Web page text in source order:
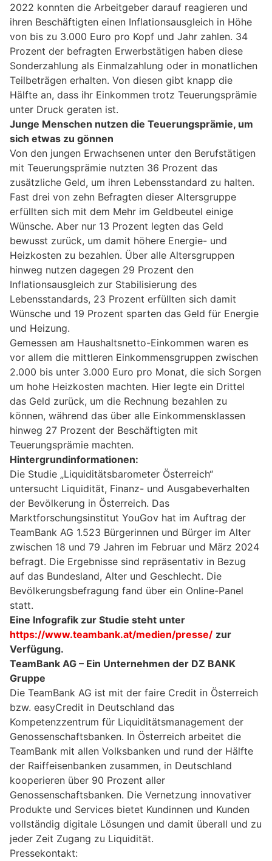
2022 konnten die Arbeitgeber darauf reagieren und
ihren Beschäftigten einen Inflationsausgleich in Höhe
von bis zu 3.000 Euro pro Kopf und Jahr zahlen. 34
Prozent der befragten Erwerbstätigen haben diese
Sonderzahlung als Einmalzahlung oder in monatlichen
Teilbeträgen erhalten. Von diesen gibt knapp die
Hälfte an, dass ihr Einkommen trotz Teuerungsprämie
unter Druck geraten ist.
Junge Menschen nutzen die Teuerungsprämie, um
sich etwas zu gönnen
Von den jungen Erwachsenen unter den Berufstätigen
mit Teuerungsprämie nutzten 36 Prozent das
zusätzliche Geld, um ihren Lebensstandard zu halten.
Fast drei von zehn Befragten dieser Altersgruppe
erfüllten sich mit dem Mehr im Geldbeutel einige
Wünsche. Aber nur 13 Prozent legten das Geld
bewusst zurück, um damit höhere Energie- und
Heizkosten zu bezahlen. Über alle Altersgruppen
hinweg nutzen dagegen 29 Prozent den
Inflationsausgleich zur Stabilisierung des
Lebensstandards, 23 Prozent erfüllten sich damit
Wünsche und 19 Prozent sparten das Geld für Energie
und Heizung.
Gemessen am Haushaltsnetto-Einkommen waren es
vor allem die mittleren Einkommensgruppen zwischen
2.000 bis unter 3.000 Euro pro Monat, die sich Sorgen
um hohe Heizkosten machten. Hier legte ein Drittel
das Geld zurück, um die Rechnung bezahlen zu
können, während das über alle Einkommensklassen
hinweg 27 Prozent der Beschäftigten mit
Teuerungsprämie machten.
Hintergrundinformationen:
Die Studie „Liquiditätsbarometer Österreich“
untersucht Liquidität, Finanz- und Ausgabeverhalten
der Bevölkerung in Österreich. Das
Marktforschungsinstitut YouGov hat im Auftrag der
TeamBank AG 1.523 Bürgerinnen und Bürger im Alter
zwischen 18 und 79 Jahren im Februar und März 2024
befragt. Die Ergebnisse sind repräsentativ in Bezug
auf das Bundesland, Alter und Geschlecht. Die
Bevölkerungsbefragung fand über ein Online-Panel
statt.
Eine Infografik zur Studie steht unter
https://www.teambank.at/medien/presse/ zur
Verfügung.
TeamBank AG – Ein Unternehmen der DZ BANK
Gruppe
Die TeamBank AG ist mit der faire Credit in Österreich
bzw. easyCredit in Deutschland das
Kompetenzzentrum für Liquiditätsmanagement der
Genossenschaftsbanken. In Österreich arbeitet die
TeamBank mit allen Volksbanken und rund der Hälfte
der Raiffeisenbanken zusammen, in Deutschland
kooperieren über 90 Prozent aller
Genossenschaftsbanken. Die Vernetzung innovativer
Produkte und Services bietet Kundinnen und Kunden
vollständig digitale Lösungen und damit überall und zu
jeder Zeit Zugang zu Liquidität.
Pressekontakt: